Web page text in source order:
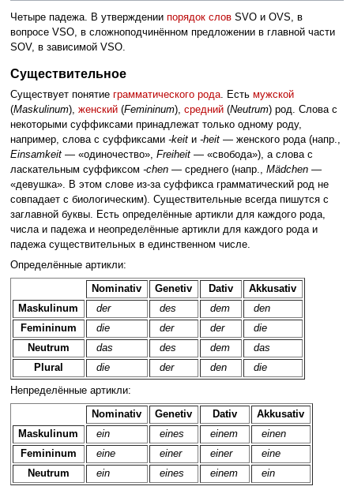
Четыре падежа. В утверждении порядок словSVO и OVS, в
вопросе VSO, в сложноподчинённом предложении в главной части
SOV, в зависимой VSO.
Существительное
Существует понятие грамматического рода. Есть мужской
(Maskulinum), женский(Femininum), средний(Neutrum) род. Слова с
некоторыми суффиксами принадлежат только одному роду,
например, слова с суффиксами -keitи -heit— женского рода (напр.,
Einsamkeit— «одиночество», Freiheit— «свобода»), а слова с
ласкательным суффиксом -chen— среднего (напр., Mädchen—
«девушка». В этом слове из-за суффикса грамматический род не
совпадает с биологическим). Существительные всегда пишутся с
заглавной буквы. Есть определённые артикли для каждого рода,
числа и падежа и неопределённые артикли для каждого рода и
падежа существительных в единственном числе.
Определённые артикли:
Nominativ Genetiv Dativ
Akkusativ
Maskulinum
der des dem
den
Femininum
die der der
die
Neutrum
das des dem
das
Plural
die der den die
Непределённые артикли:
Nominativ Genetiv Dativ
Akkusativ
Maskulinum
ein eines einem
einen
Femininum
eine einer einer
eine
Neutrum
ein eines einem ein